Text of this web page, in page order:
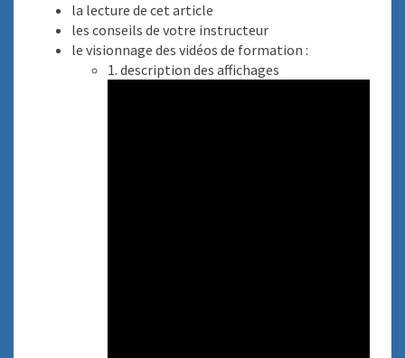
la lecture de cet article
les conseils de votre instructeur
le visionnage des vidéos de formation :
1. description des affichages